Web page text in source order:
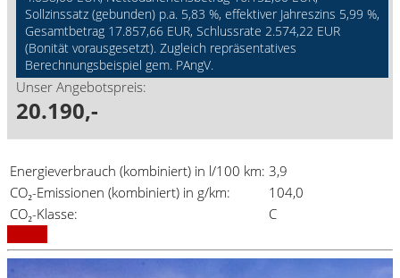
Sollzinssatz (gebunden) p.a. 5,83 %, effektiver Jahreszins 5,99 %,
Gesamtbetrag 17.857,66 EUR, Schlussrate 2.574,22 EUR
(Bonität vorausgesetzt). Zugleich repräsentatives
Berechnungsbeispiel gem. PAngV.
Unser Angebotspreis:
20.190,-
Energieverbrauch (kombiniert) in l/100 km: 3,9
CO₂-Emissionen (kombiniert) in g/km:
104,0
CO₂-Klasse:
C